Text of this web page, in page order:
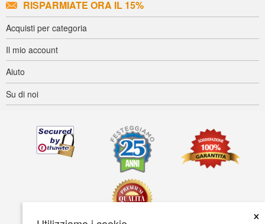
×
RISPARMIATE ORA IL 15%
Acquisti per categoria
Il mio account
Aiuto
Su di noi